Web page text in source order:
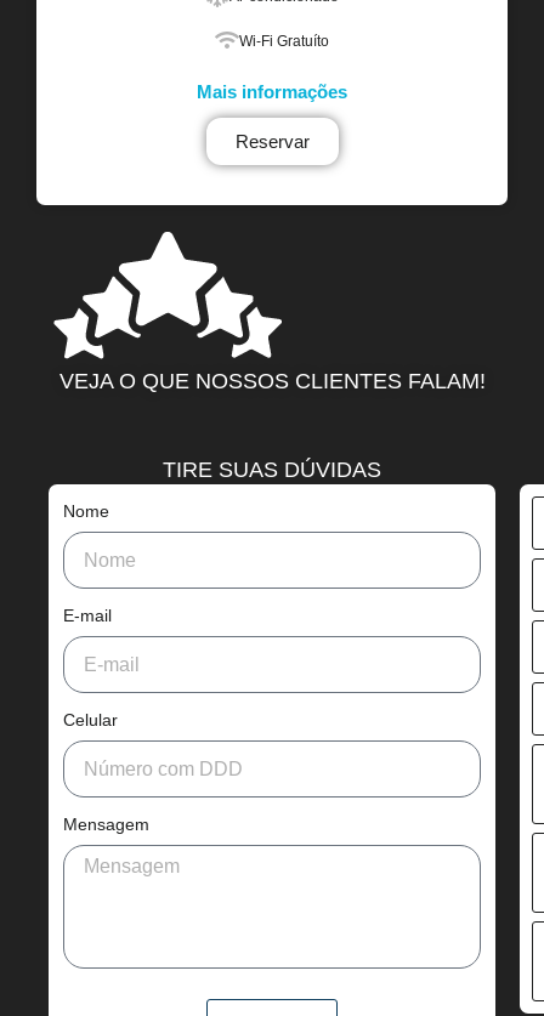
Wi-Fi Gratuíto
Mais informações
Reservar
VEJA O QUE NOSSOS CLIENTES FALAM!
TIRE SUAS DÚVIDAS
Nome
E-mail
Celular
Mensagem